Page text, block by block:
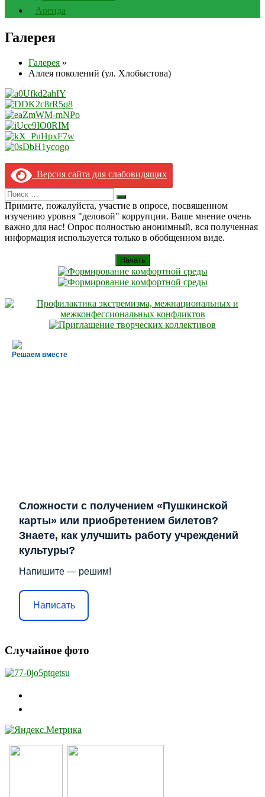
Аренда
Галерея
Галерея »
Аллея поколений (ул. Хлобыстова)
Версия сайта для слабовидящих
Search
for:
Искать
Примите, пожалуйста, участие в опросе, посвященном
изучению уровня "деловой" коррупции. Ваше мнение очень
важно для нас! Опрос полностью анонимный, вся полученная
информация используется только в обобщенном виде.
Начать
Решаем вместе
Сложности с получением «Пушкинской
карты» или приобретением билетов?
Знаете, как улучшить работу учреждений
культуры?
Напишите — решим!
Написать
Случайное фото